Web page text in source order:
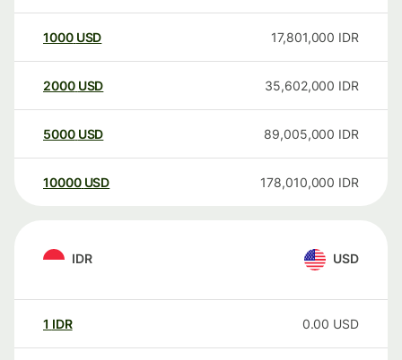
1000 USD 17,801,000 IDR
2000 USD 35,602,000 IDR
5000 USD 89,005,000 IDR
10000 USD 178,010,000 IDR
IDR USD
1 IDR 0.00 USD